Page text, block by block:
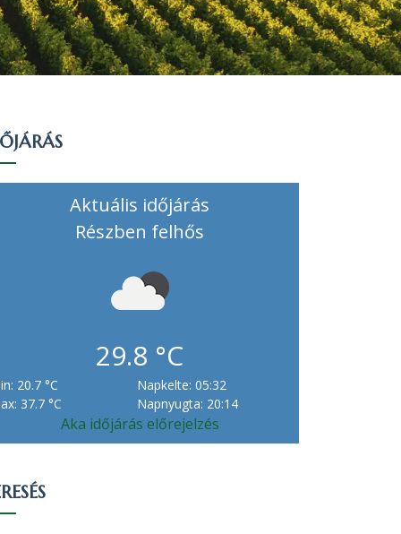
Aktuális időjárás
Részben felhős
29.8 °C
20.7 °C
37.7 °C
Napkelte: 05:32
Napnyugta: 20:14
Aka időjárás előrejelzés